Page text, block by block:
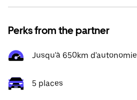
Perks from the partner
Jusqu'à 650km d'autonomie
5 places